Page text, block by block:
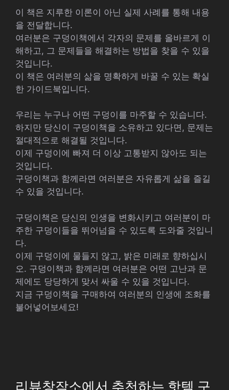
이 책은 지루한 이론이 아닌 실제 사례를 통해 내용
을 전달합니다.
여러분은 구덩이책에서 각자의 문제를 올바르게 이
해하고, 그 문제들을 해결하는 방법을 찾을 수 있을
것입니다.
이 책은 여러분의 삶을 명확하게 바꿀 수 있는 확실
한 가이드북입니다.
우리는 누구나 어떤 구덩이를 마주할 수 있습니다.
하지만 당신이 구덩이책을 소유하고 있다면, 문제는
절대적으로 해결될 것입니다.
이제 구덩이에 빠져 더 이상 고통받지 않아도 되는
것입니다.
구덩이책과 함께라면 여러분은 자유롭게 삶을 즐길
수 있을 것입니다.
구덩이책은 당신의 인생을 변화시키고 여러분이 마
주한 구덩이들을 뛰어넘을 수 있도록 도와줄 것입니
다.
이제 구덩이에 물들지 않고, 밝은 미래로 향하십시
오. 구덩이책과 함께라면 여러분은 어떤 고난과 문
제에도 당당하게 맞서 싸울 수 있을 것입니다.
지금 구덩이책을 구매하여 여러분의 인생에 조화를
불어넣어보세요!
리뷰창작소에서 추천하는 핫템 구